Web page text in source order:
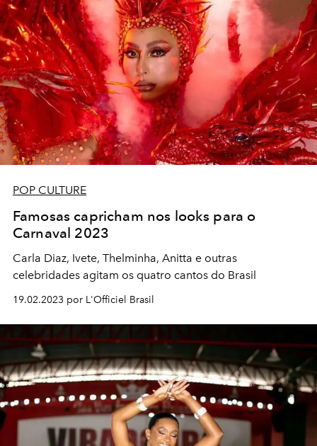
POP CULTURE
Famosas capricham nos looks para o
Carnaval 2023
Carla Diaz, Ivete, Thelminha, Anitta e outras
celebridades agitam os quatro cantos do Brasil
19.02.2023 por L'Officiel Brasil